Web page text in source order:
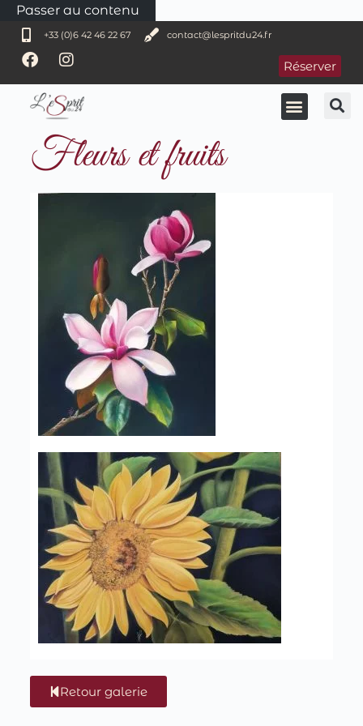
Passer au contenu
+33 (0)6 42 46 22 67 contact@lespritdu24.fr
Réserver
Fleurs et fruits
Retour galerie